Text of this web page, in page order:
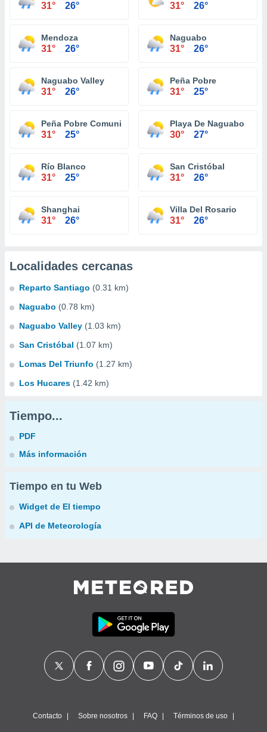
31° 26° 31° 26°
Mendoza
31° 26°
Naguabo
31° 26°
Naguabo Valley
31° 26°
Peña Pobre
31° 25°
Peña Pobre Comunidad
31° 25°
Playa De Naguabo
30° 27°
Río Blanco
31° 25°
San Cristóbal
31° 26°
Shanghai
31° 26°
Villa Del Rosario
31° 26°
Localidades cercanas
Reparto Santiago (0.31 km)
Naguabo (0.78 km)
Naguabo Valley (1.03 km)
San Cristóbal (1.07 km)
Lomas Del Triunfo (1.27 km)
Los Hucares (1.42 km)
Tiempo...
PDF
Más información
Tiempo en tu Web
Widget de El tiempo
API de Meteorología
Contacto Sobre nosotros FAQ Términos de uso